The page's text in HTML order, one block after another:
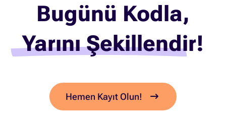
Bugünü Kodla,
Yarını Şekillendir!
Hemen Kayıt Olun!